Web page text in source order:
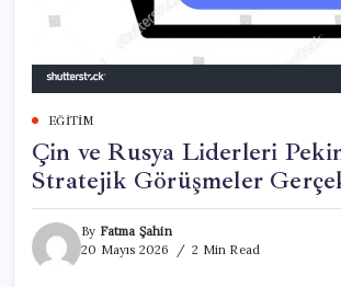
EĞITIM
Çin ve Rusya Liderleri
Stratejik Görüşmeler
By Fatma Şahin
20 Mayıs 2026
2 Min Read